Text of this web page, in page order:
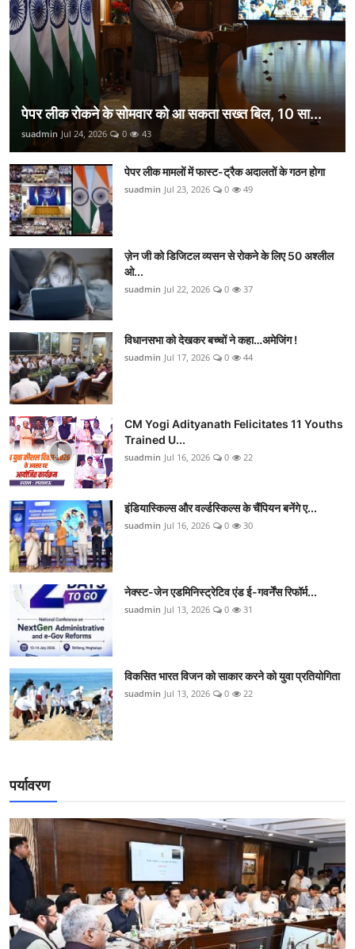
पेपर लीक रोकने के सोमवार को आ सकता सख्त बिल, 10 सा...
suadmin Jul 24, 2026 0 43
पेपर लीक मामलों में फास्ट-ट्रैक अदालतों के गठन होगा
suadmin Jul 23, 2026 0 49
ज़ेन जी को डिजिटल व्यसन से रोकने के लिए 50 अश्लील
ओ...
suadmin Jul 22, 2026 0 37
विधानसभा को देखकर बच्चों ने कहा…अमेजिंग !
suadmin Jul 17, 2026 0 44
CM Yogi Adityanath Felicitates 11 Youths
Trained U...
suadmin Jul 16, 2026 0 22
इंडियास्किल्स और वर्ल्डस्किल्स के चैंपियन बनेंगे ए...
suadmin Jul 16, 2026 0 30
नेक्स्ट-जेन एडमिनिस्ट्रेटिव एंड ई-गवर्नेंस रिफॉर्म...
suadmin Jul 13, 2026 0 31
विकसित भारत विजन को साकार करने को युवा प्रतियोगिता
suadmin Jul 13, 2026 0 22
पर्यावरण